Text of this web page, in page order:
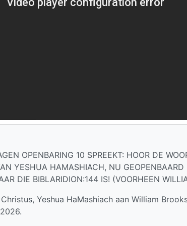
OPENBARING 10 SPREEKT: HOOR DE
YESHUA HAMASHIACH, NU GEOPENBAARD
DIE BIBLARIDION:144 IS! (VOORHEEN
Yeshua HaMashiach aan William